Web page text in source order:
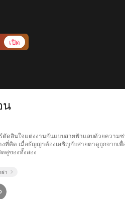
เปิด
น
สินใจแต่งงานกันแบบสายฟ้าแลบด้วยความช่
ที่คิด เมื่อธัญญ่าต้องเผชิญกับสายตาดูถูกจากเ
คู่ของทั้งสอง
ผ่า